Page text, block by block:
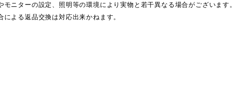
モニターの設定、照明等の環境により実物と若干異なる場合がございます。
よる返品交換は対応出来かねます。